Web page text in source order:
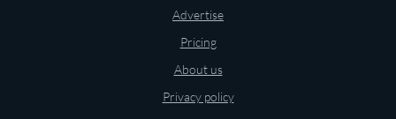
Advertise
Pricing
About us
Privacy policy